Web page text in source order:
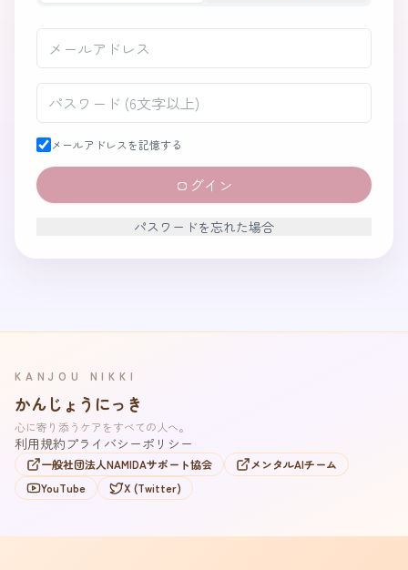
メールアドレスを記憶する
ログイン
パスワードを忘れた場合
KANJOU NIKKI
かんじょうにっき
心に寄り添うケアをすべての人へ。
利用規約プライバシーポリシー
一般社団法人NAMIDAサポート協会
メンタルAIチーム
YouTube
X (Twitter)